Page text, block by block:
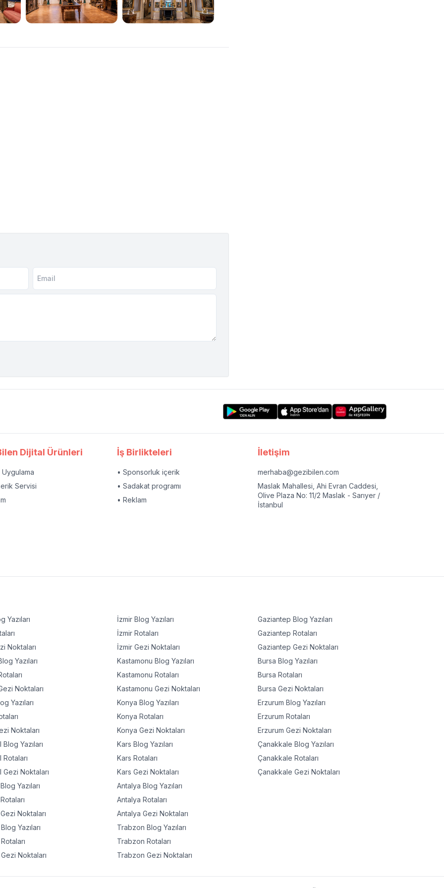
Dijital Ürünleri
Servisi
İş Birlikteleri
• Sponsorluk içerik
• Sadakat programı
• Reklam
İletişim
merhaba@gezibilen.com
Maslak Mahallesi, Ahi Evran Caddesi,
Olive Plaza No: 11/2 Maslak - Sarıyer /
İstanbul
Yazıları
Noktaları
Yazıları
Noktaları
Yazıları
Noktaları
Blog Yazıları
Rotaları
Gezi Noktaları
Yazıları
Noktaları
Yazıları
Noktaları
İzmir Blog Yazıları
İzmir Rotaları
İzmir Gezi Noktaları
Kastamonu Blog Yazıları
Kastamonu Rotaları
Kastamonu Gezi Noktaları
Konya Blog Yazıları
Konya Rotaları
Konya Gezi Noktaları
Kars Blog Yazıları
Kars Rotaları
Kars Gezi Noktaları
Antalya Blog Yazıları
Antalya Rotaları
Antalya Gezi Noktaları
Trabzon Blog Yazıları
Trabzon Rotaları
Trabzon Gezi Noktaları
Gaziantep Blog Yazıları
Gaziantep Rotaları
Gaziantep Gezi Noktaları
Bursa Blog Yazıları
Bursa Rotaları
Bursa Gezi Noktaları
Erzurum Blog Yazıları
Erzurum Rotaları
Erzurum Gezi Noktaları
Çanakkale Blog Yazıları
Çanakkale Rotaları
Çanakkale Gezi Noktaları